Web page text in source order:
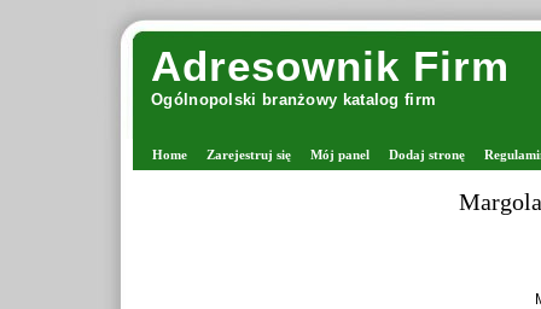
Adresownik Firm
Ogólnopolski branżowy katalog firm
Home Zarejestruj się Mój panel Dodaj stronę